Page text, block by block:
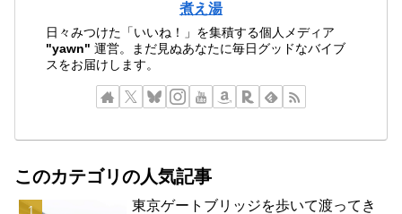
煮え湯
日々みつけた「いいね！」を集積する個人メディア
"yawn" 運営。まだ見ぬあなたに毎日グッドなバイブ
スをお届けします。
このカテゴリの人気記事
東京ゲートブリッジを歩いて渡ってき